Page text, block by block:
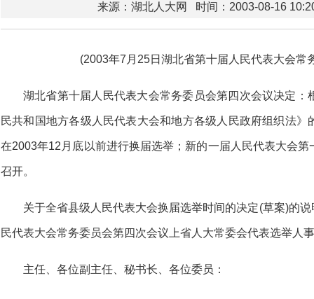
来源：湖北人大网 时间：2003-08-16
(2003年7月25日湖北省第十届人民代表大会常
湖北省第十届人民代表大会常务委员会第四次会议决定
民共和国地方各级人民代表大会和地方各级人民政府组织法
在2003年12月底以前进行换届选举；新的一届人民代表大会
召开。
关于全省县级人民代表大会换届选举时间的决定(草案)的
民代表大会常务委员会第四次会议上省人大常委会代表选举人
主任、各位副主任、秘书长、各位委员：